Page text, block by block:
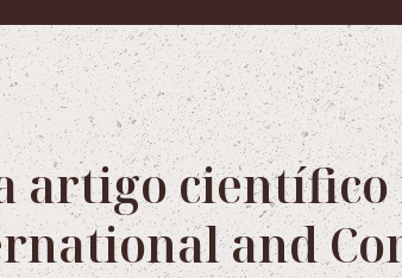
artigo científico
and